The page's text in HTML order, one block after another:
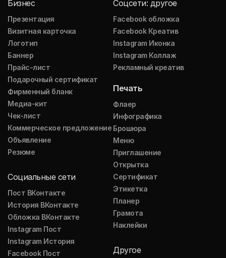
Бизнес
Презентация
Визитная карточка
Логотип
Баннер
Прайс-лист
Подарочный сертификат
Фирменный бланк
Медиа-кит
Чек-лист
Коммерческое предложение
Объявление
Резюме
Социальные сети
Пост ВКонтакте
История ВКонтакте
Обложка ВКонтакте
Instagram Пост
Instagram История
Facebook Пост
Соцсети: другое
Facebook обложка
Facebook Креатив
Instagram Иконка
Instagram Коллаж
Рекламный креатив
Печать
Флаер
Инфографика
Брошюра
Меню
Приглашение
Открытка
Сертификат
Этикетка
Планер
Грамота
Наклейки
Другое